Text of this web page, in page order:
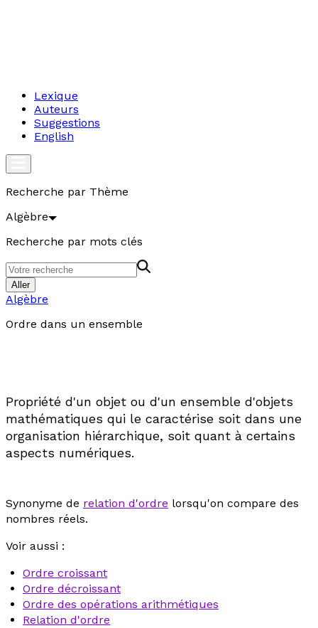
Lexique
Auteurs
Suggestions
English
Recherche par Thème
Algèbre
Recherche par mots clés
Aller
Algèbre
Ordre dans un ensemble
Propriété d'un objet ou d'un ensemble d'objets
mathématiques qui le caractérise soit dans une
organisation hiérarchique, soit quant à certains
aspects numériques.
Synonyme de relation d'ordre lorsqu'on compare des
nombres réels.
Voir aussi :
Ordre croissant
Ordre décroissant
Ordre des opérations arithmétiques
Relation d'ordre